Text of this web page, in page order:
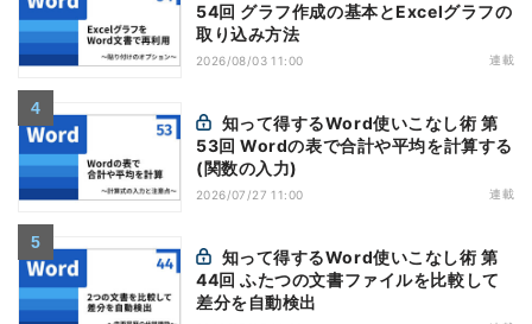
54回 グラフ作成の基本とExcelグラフの
取り込み方法
2026/08/03 11:00 連載
53回 Wordの表で合計や平均を計算する
(関数の入力)
2026/07/27 11:00 連載
44回 ふたつの文書ファイルを比較して
差分を自動検出